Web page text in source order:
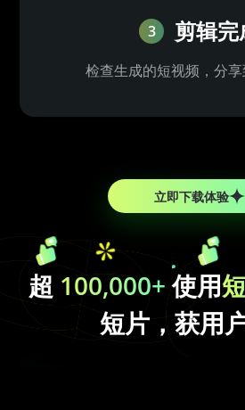
3 剪辑完
检查生成的短视频，分
立即下载体验
超 100,000+使用
短片，获用